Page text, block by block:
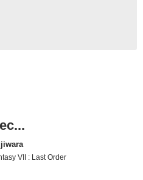
VII : Last Order